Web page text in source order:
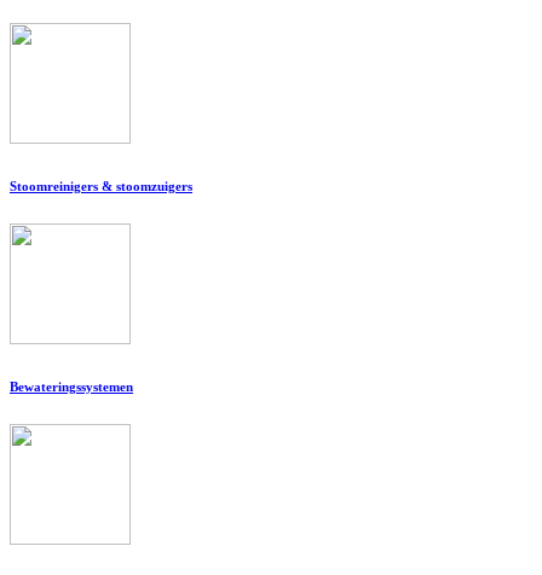
Stoomreinigers & stoomzuigers
Bewateringssystemen